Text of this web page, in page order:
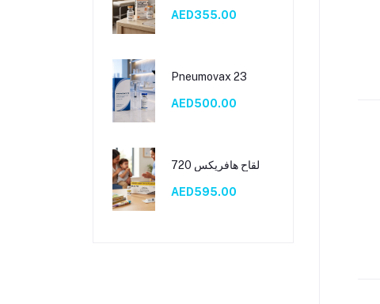
AED355.00
Pneumovax 23
AED500.00
لقاح هافريكس 720
AED595.00